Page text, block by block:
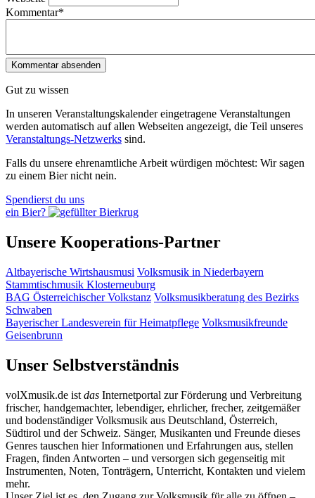
Kommentar*
Gut zu wissen
In unseren Veranstaltungskalender eingetragene Veranstaltungen
werden automatisch auf allen Webseiten angezeigt, die Teil unseres
Veranstaltungs-Netzwerks sind.
Falls du unsere ehrenamtliche Arbeit würdigen möchtest: Wir sagen
zu einem Bier nicht nein.
Spendierst du uns
ein Bier?
Unsere Kooperations-Partner
Altbayerische Wirtshausmusi Volksmusik in Niederbayern
Stammtischmusik Klosterneuburg
BAG Österreichischer Volkstanz Volksmusikberatung des Bezirks
Schwaben
Bayerischer Landesverein für Heimatpflege Volksmusikfreunde
Geisenbrunn
Unser Selbstverständnis
volXmusik.de ist das Internetportal zur Förderung und Verbreitung
frischer, handgemachter, lebendiger, ehrlicher, frecher, zeitgemäßer
und bodenständiger Volksmusik aus Deutschland, Österreich,
Südtirol und der Schweiz. Sänger, Musikanten und Freunde dieses
Genres tauschen hier Informationen und Erfahrungen aus, stellen
Fragen, finden Antworten – und versorgen sich gegenseitig mit
Instrumenten, Noten, Tonträgern, Unterricht, Kontakten und vielem
mehr.